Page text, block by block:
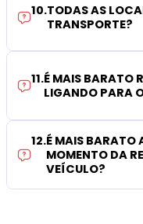
10.TODAS AS
TRANSPORTE?
11.É MAIS BARATO
LIGANDO PARA
12.É MAIS BARATO
MOMENTO DA
VEÍCULO?